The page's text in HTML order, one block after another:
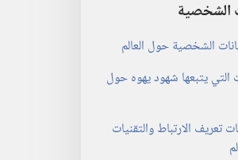
الشخصية
الشخصية حول العالم
التي يتبعها شهود يهوه حول
الارتباط والتقنيات